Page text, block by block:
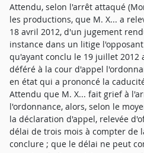
Attendu, selon l'arrêt attaqué
les productions, que M. X... a
18 avril 2012, d'un jugement
instance dans un litige
qu'ayant conclu le 19 juillet 2012
déféré à la cour d'appel
en état qui a prononcé la
Attendu que M. X... fait grief à
l'ordonnance, alors, selon le
la déclaration d'appel, relevée
délai de trois mois à compter de
conclure ; que le délai ne peut